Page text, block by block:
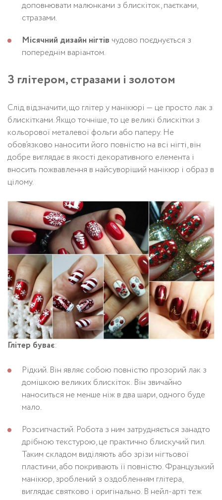
доповнювати малюнками з блискіток, паєтками,
стразами.
Місячний дизайн нігтів чудово поєднується з
попереднім варіантом.
З глітером, стразами і золотом
Слід відзначити, що глітер у манікюрі — це просто лак з
блискітками. Якщо точніше, то це великі блискітки з
кольорової металевої фольги або паперу. Не
обов’язково наносити його повністю на всі нігті, він
добре виглядає в якості декоративного елемента і
вносить пожвавлення в найсуворіший манікюр і образ в
цілому.
Глітер буває:
Рідкий. Він являє собою повністю прозорий лак з
домішкою великих блискіток. Він звичайно
наноситься не менше ніж в два шари, одного буде
мало.
Розсипчастий. Робота з ним затрудняється занадто
дрібною текстурою, це практично блискучий пил.
Таким складом виділяють або зрізи нігтьової
пластини, або покривають її повністю. Французький
манікюр, зроблений з оздобленням глітера,
виглядає святково і оригінально. В нейл-арті теж